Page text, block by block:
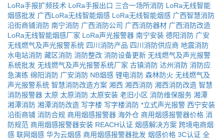
LoRa手报扩频技术 LoRa手报出口 三合一场所消防 LoRa无线智能
烟感批发 广西LoRa无线智能烟感 LoRa无线智能烟感 广西智慧消防
沿街商铺消防 南宁消防 广西消防公司 广西消防器材 广西消防改造
LoRa无线智能烟感厂家 LoRa声光报警器 南宁安装 德阳消防 广安
无线燃气及声光报警系统 四川消防产品 四川消防供应商 地震消防
水电站消防 藏区消防 消防整改 消防设备更新 无线燃气及声光报警
系统批发 无线燃气及声光报警系统厂家 古镇消防 达州消防 消防应
急演练 绵阳消防 广安消防 NB烟感 锂电消防 森林防火 无线燃气及
声光报警系统 智慧消防改造方案 湘西 湘西消防 湘西消防改造 智慧
消防报警器 太原 太原消防 太原安装 老旧小区 消防维保服务 湘潭
湘潭消防 湘潭消防改造 写字楼 写字楼消防 *立式声光报警 西宁安装
沿街商铺 消防合规 商用烟感报警器 海外仓 商用烟感报警器价格 消
防规范 商用烟感报警器安装 REACH认证 烟感解决方案 跨境电商烟
感 联网烟感 华为云烟感 商用烟感报警器批发 烟感价格 3C认证 全